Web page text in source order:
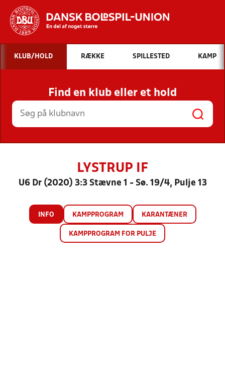
Hvad vil du søge efter?
INDHOLD OG NYHEDER
STILLINGER, RESULTATER, KLUBBER OG
HOLD
KLUB/HOLD RÆKKE SPILLESTED KAMP
Find en klub eller et hold
LYSTRUP IF
U6 Dr (2020) 3:3 Stævne 1 - Sø. 19/4, Pulje 13
INFO KAMPPROGRAM KARANTÆNER
KAMPPROGRAM FOR PULJE